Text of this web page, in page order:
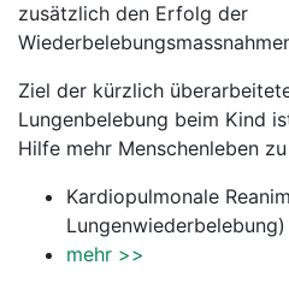
zusätzlich den Erfolg der
Ziel der kürzlich
Lungenbelebung beim Kind
Hilfe mehr Menschenleben
Kardiopulmonale
mehr >>